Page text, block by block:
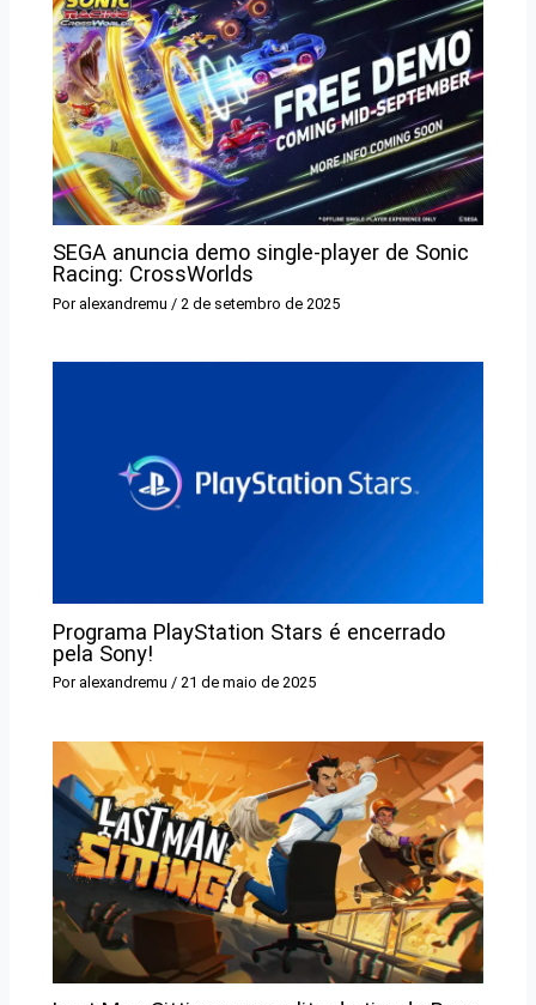
SEGA anuncia demo single-player de Sonic
Racing: CrossWorlds
Por alexandremu / 2 de setembro de 2025
Programa PlayStation Stars é encerrado
pela Sony!
Por alexandremu/21 de maio de 2025